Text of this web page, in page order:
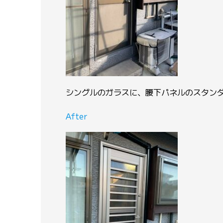
シングルのガラスに、腰下パネルのスタン
After